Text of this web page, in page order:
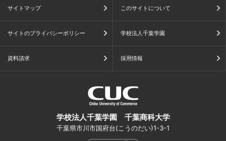
サイトマップ このサイトについて
サイトのプライバシーポリシー 学校法人千葉学園
資料請求 採用情報
学校法人千葉学園 千葉商科大学
千葉県市川市国府台(こうのだい)1-3-1